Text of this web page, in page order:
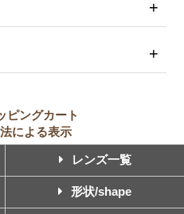
ピングカート
による表示
レンズ一覧
形状/shape